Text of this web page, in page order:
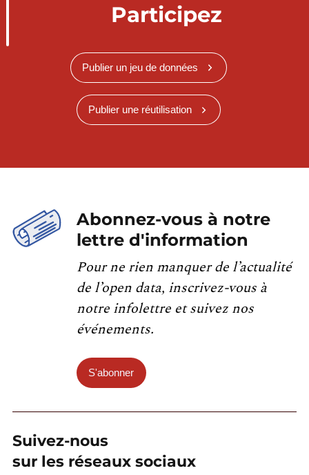
Participez
Publier un jeu de données
Publier une réutilisation
Abonnez-vous à notre
lettre d'information
Pour ne rien manquer de l’actualité
de l’open data, inscrivez-vous à
notre infolettre et suivez nos
événements.
S'abonner
Suivez-nous
sur les réseaux sociaux